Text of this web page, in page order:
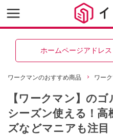
ホームページアドレ
ワークマンのおすすめ商品 ワー
【ワークマン】の
シーズン使える！
ズなどマニアも注目